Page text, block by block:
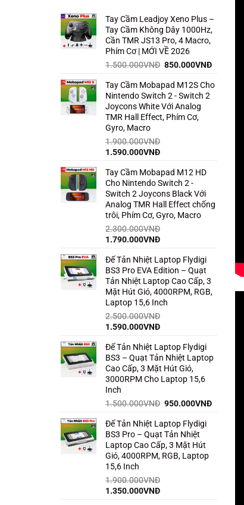
Tay Cầm Leadjoy Xeno Plus –
Tay Cầm Không Dây 1000Hz,
Cần TMR JS13 Pro, 4 Macro,
Phím Cơ | MỚI VỀ 2026
1.500.000VNĐ Giá
là:
1.500.000VNĐ.
850.000VNĐGiá
tại
Tay Cầm Mobapad M12S Cho
Nintendo Switch 2 - Switch 2
Joycons White Với Analog
TMR Hall Effect, Phím Cơ,
Gyro, Macro
1.900.000VNĐ
Giá
là:
1.900.000VNĐ.
1.590.000VNĐGiá
tại
là:
1.590.000VNĐ.
Tay Cầm Mobapad M12 HD
Cho Nintendo Switch 2 -
Switch 2 Joycons Black Với
Analog TMR Hall Effect chống
trôi, Phím Cơ, Gyro, Macro
2.300.000VNĐ
Giá
là:
2.300.000VNĐ.
1.790.000VNĐGiá
tại
là:
1.790.000VNĐ.
Đế Tản Nhiệt Laptop Flydigi
BS3 Pro EVA Edition – Quạt
Tản Nhiệt Laptop Cao Cấp, 3
Mặt Hút Gió, 4000RPM, RGB,
Laptop 15,6 Inch
2.500.000VNĐ
Giá
là:
2.500.000VNĐ.
1.590.000VNĐGiá
tại
là:
1.590.000VNĐ.
Đế Tản Nhiệt Laptop Flydigi
BS3 – Quạt Tản Nhiệt Laptop
Cao Cấp, 3 Mặt Hút Gió,
3000RPM Cho Laptop 15,6
Inch
1.500.000VNĐ Giá
là:
1.500.000VNĐ.
950.000VNĐGiá
Đế Tản Nhiệt Laptop Flydigi
BS3 Pro – Quạt Tản Nhiệt
Laptop Cao Cấp, 3 Mặt Hút
Gió, 4000RPM, RGB, Laptop
15,6 Inch
1.900.000VNĐ
Giá
1.350.000VNĐGiá